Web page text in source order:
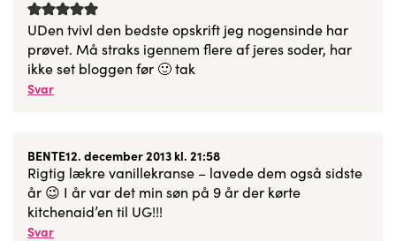
UDen tvivl den bedste opskrift jeg nogensinde har
prøvet. Må straks igennem flere af jeres soder, har
ikke set bloggen før 🙂 tak
Svar
BENTE12. december 2013 kl. 21:58
Rigtig lækre vanillekranse – lavede dem også sidste
år 😉 I år var det min søn på 9 år der kørte
kitchenaid’en til UG!!!
Svar